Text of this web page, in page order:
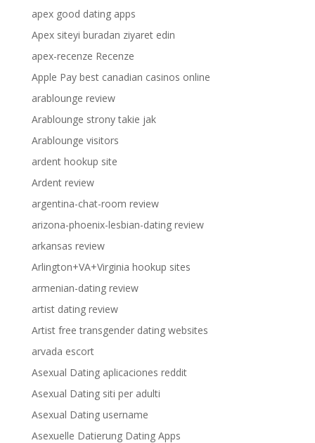
apex good dating apps
Apex siteyi buradan ziyaret edin
apex-recenze Recenze
Apple Pay best canadian casinos online
arablounge review
Arablounge strony takie jak
Arablounge visitors
ardent hookup site
Ardent review
argentina-chat-room review
arizona-phoenix-lesbian-dating review
arkansas review
Arlington+VA+Virginia hookup sites
armenian-dating review
artist dating review
Artist free transgender dating websites
arvada escort
Asexual Dating aplicaciones reddit
Asexual Dating siti per adulti
Asexual Dating username
Asexuelle Datierung Dating Apps